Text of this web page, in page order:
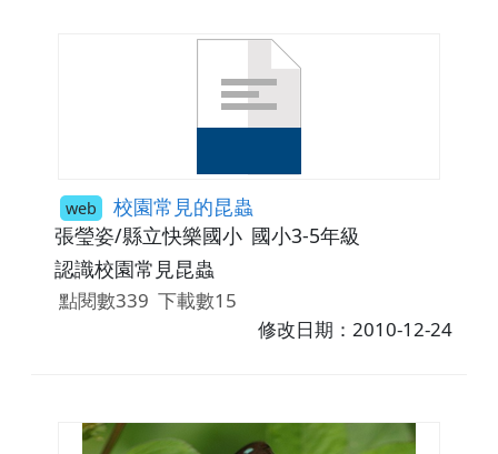
web 校園常見的昆蟲
張瑩姿/縣立快樂國小 國小3-5年級
認識校園常見昆蟲
點閱數339 下載數15
修改日期：2010-12-24